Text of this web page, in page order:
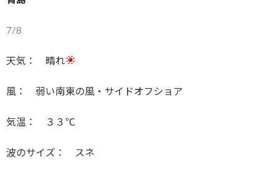
7/8
天気： 晴れ
風： 弱い南東の風・サイドオフショア
気温： ３３℃
波のサイズ： スネ